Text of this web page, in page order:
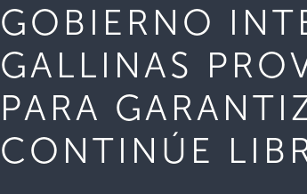
GOBIERNO
GALLINAS
PARA
CONTINÚE